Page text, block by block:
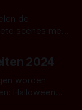
de
scènes met
het kijken
week2024
worden
Halloween